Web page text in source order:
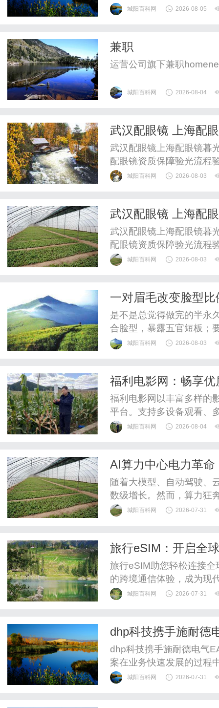
一手交钱一手交货就结束
很多所谓“整机”里，CPU
城阳百科网 2026-08-05
兼职
运营公司旗下兼职
城阳百科网 2026-08-04
武汉配眼镜 上海配
武汉配眼镜上海配眼镜暮
配眼镜资质保障验光流程
惠，兼顾高专业度与高性
城阳百科网 2026-08-03
武汉配眼镜 上海配
武汉配眼镜上海配眼镜暮
配眼镜资质保障验光流程
惠，兼顾高专业度与高性
城阳百科网 2026-08-03
一对眉毛改变脸型
眉形解法！久匠帮
是不是总觉得做完的半永
合脸型，暴露五官短板；
么色号踩雷，后期发红发
官曲直量感锁定气质、诊
城阳百科网 2026-08-03
福利电影网：畅享
福利电影网以丰富多样的
平台。支持多设备观看、
体验。城阳百科网 2026-08-04
AI算力中心电力革
施“能量心脏”？
随着大模型、自动驾驶、
数级增长。然而，算力狂
数据中心的功率已从几十
城阳百科网 2026-07-31
旅行eSIM：开启全
旅行eSIM助您轻松连接
的跨境通信体验，成为现
城阳百科网 2026-07-31
dhp科技携手施耐德
dhp科技携手施耐德电气
案在业务快速发展的过程
初期采用传统控制与可视
城阳百科网 2026-07-31